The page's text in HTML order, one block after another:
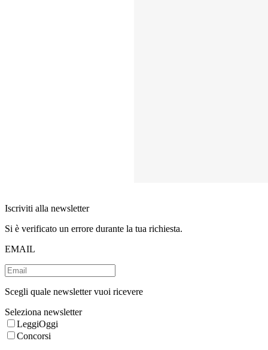
Iscriviti alla newsletter
Si è verificato un errore durante la tua richiesta.
EMAIL
Scegli quale newsletter vuoi ricevere
Seleziona newsletter
LeggiOggi
Concorsi